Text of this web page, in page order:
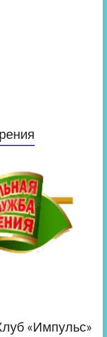
«Импульс»